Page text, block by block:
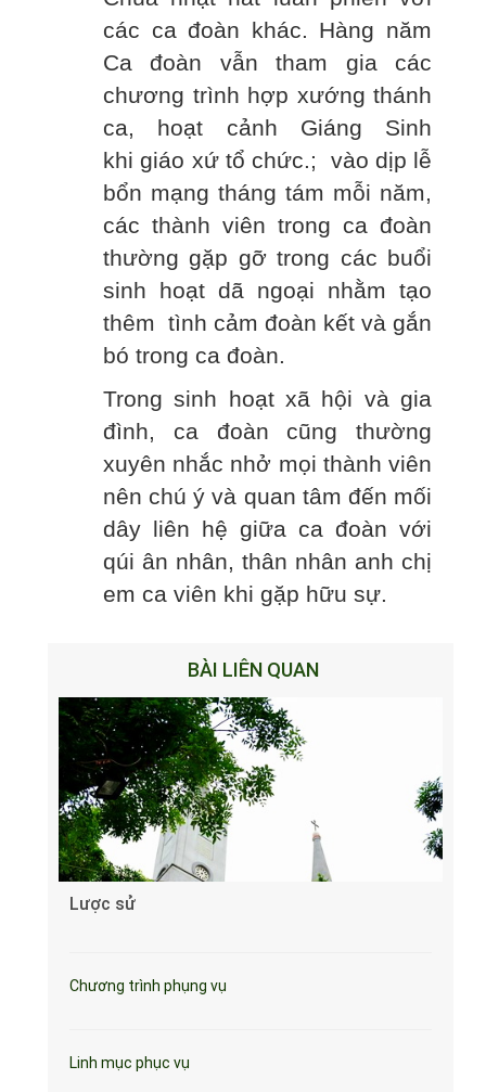
các ca đoàn khác. Hàng năm
Ca đoàn vẫn tham gia các
chương trình hợp xướng thánh
ca, hoạt cảnh Giáng Sinh
khi giáo xứ tổ chức.; vào dịp lễ
bổn mạng tháng tám mỗi năm,
các thành viên trong ca đoàn
thường gặp gỡ trong các buổi
sinh hoạt dã ngoại nhằm tạo
thêm tình cảm đoàn kết và gắn
bó trong ca đoàn.
Trong sinh hoạt xã hội và gia
đình, ca đoàn cũng thường
xuyên nhắc nhở mọi thành viên
nên chú ý và quan tâm đến mối
dây liên hệ giữa ca đoàn với
qúi ân nhân, thân nhân anh chị
em ca viên khi gặp hữu sự.
BÀI LIÊN QUAN
Lược sử
Chương trình phụng vụ
Linh mục phục vụ